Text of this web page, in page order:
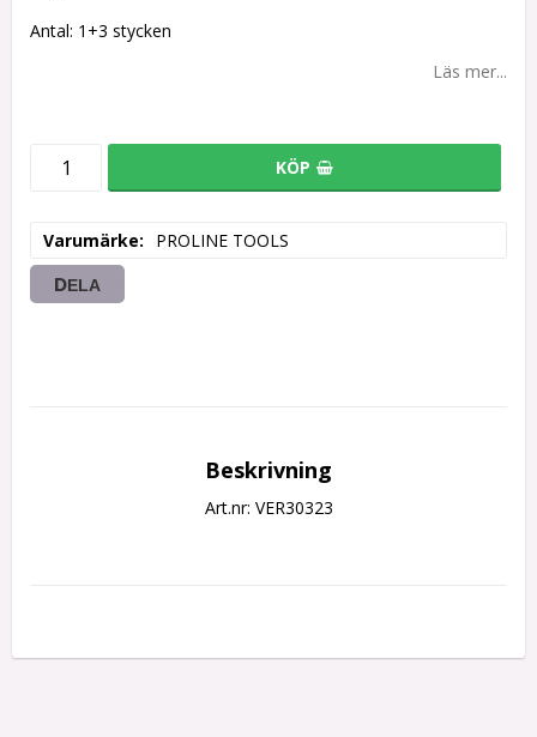
Antal: 1+3 stycken
Läs mer...
KÖP
Varumärke PROLINE TOOLS
DELA
Beskrivning
Art.nr: VER30323